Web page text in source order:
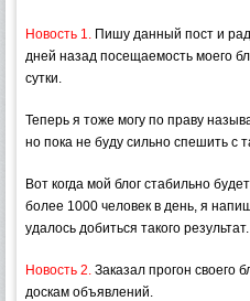
Новость 1.
Пишу данный пост и
дней назад посещаемость моего
сутки.
Теперь я тоже могу по праву
но пока не буду сильно спешить с
Вот когда мой блог стабильно
более 1000 человек в день, я
удалось добиться такого результат.
Новость 2. Заказал прогон своего
доскам объявлений.